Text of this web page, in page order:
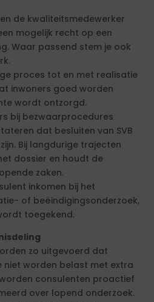
de kwaliteitsmedewerker
mogelijk recht op een
Waar passend stem je ook
proces tot en met realisatie
inwoners goed worden
wordt ontzorgd.
bij bezwaarprocedures
dat besluiten van SVB
Bij langdurige trajecten
dossier en houdt de
zaken.
inkomen bij het
of beëindigingsonderzoek,
toegekend.
zo uitgevoerd dat
niet worden belast met extra
consulenten proactief
over lopend onderzoek.